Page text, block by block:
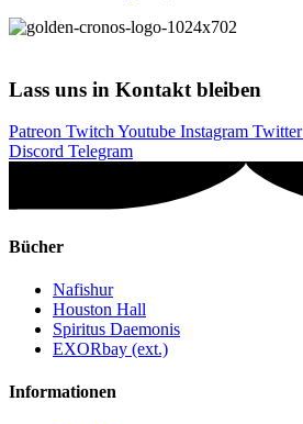
Lass uns in Kontakt bleiben
Patreon Twitch Youtube Instagram Twitter
Discord Telegram
Bücher
Nafishur
Houston Hall
Spiritus Daemonis
EXORbay (ext.)
Informationen